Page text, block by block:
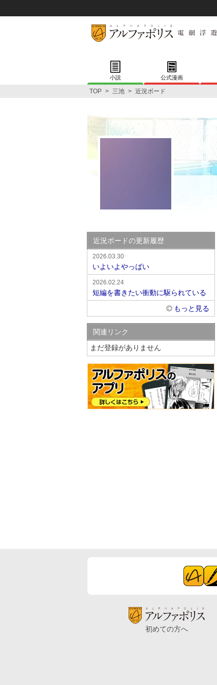
小説 公式漫画
TOP > 三池 > 近況ボード
近況ボードの更新履歴
2026.03.30
いよいよやっばい
2026.02.24
短編を書きたい衝動に駆られている
もっと見る
関連リンク
まだ登録がありません
初めての方へ